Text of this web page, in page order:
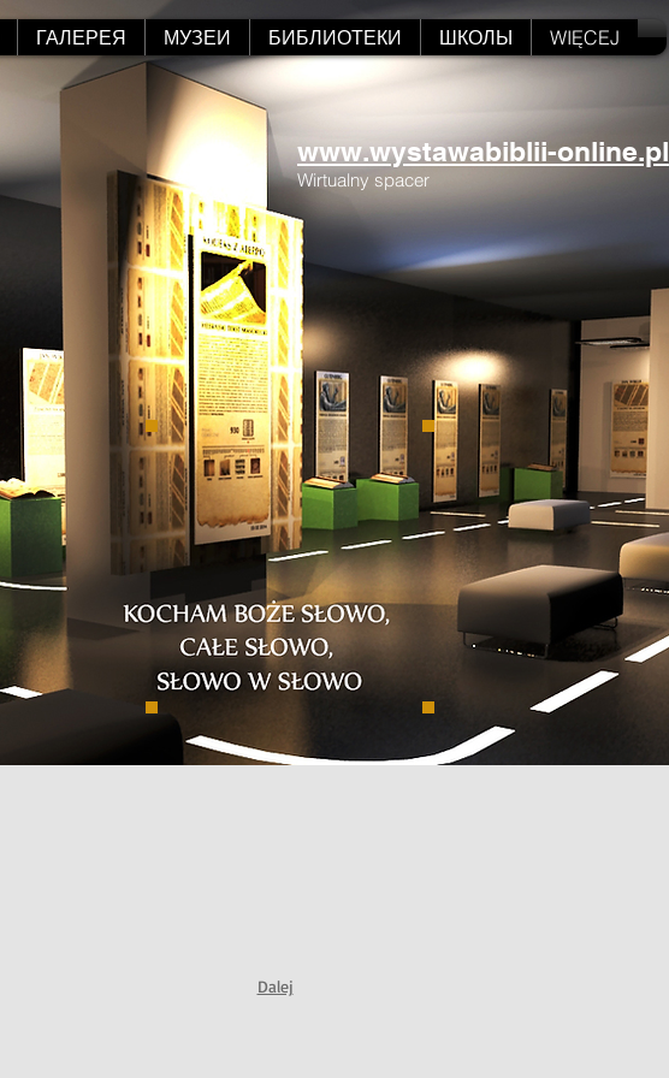
www.wystawabiblii-online.pl
Wirtualny spacer
Dalej
ГАЛЕРЕЯ МУЗЕИ БИБЛИОТЕКИ ШКОЛЫ WIĘCEJ